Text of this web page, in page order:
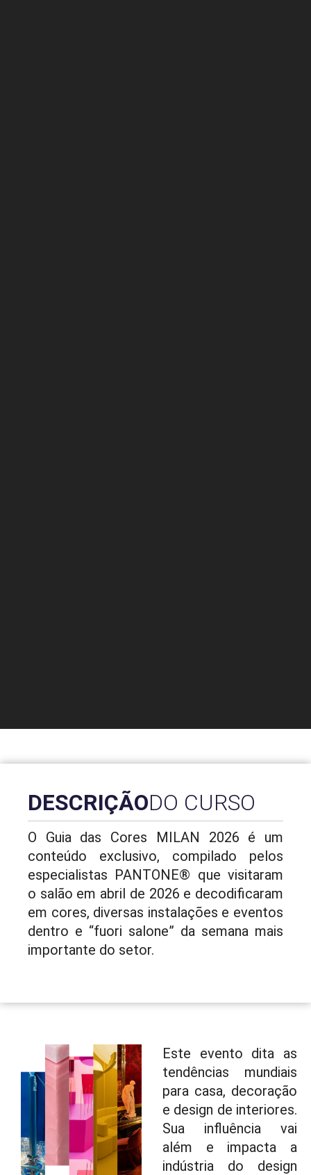
DESCRIÇÃODO CURSO
O Guia das Cores MILAN 2026 é um
conteúdo exclusivo, compilado pelos
especialistas PANTONE® que visitaram
o salão em abril de 2026 e decodificaram
em cores, diversas instalações e eventos
dentro e “fuori salone” da semana mais
importante do setor.
Este evento dita as
tendências mundiais
para casa, decoração
e design de interiores.
Sua influência vai
além e impacta a
indústria do design